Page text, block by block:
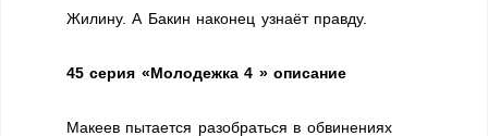
Жилину. А Бакин наконец узнаёт правду.
45 серия «Молодежка 4 » описание
Макеев пытается разобраться в обвинениях